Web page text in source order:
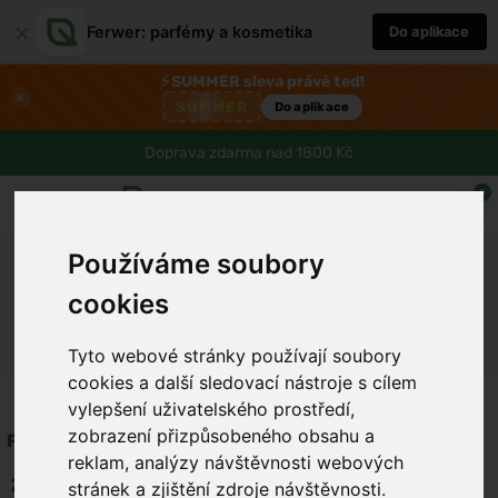
Používáme soubory
cookies
Tyto webové stránky používají soubory
cookies a další sledovací nástroje s cílem
vylepšení uživatelského prostředí,
zobrazení přizpůsobeného obsahu a
reklam, analýzy návštěvnosti webových
stránek a zjištění zdroje návštěvnosti.
Ferwer: parfémy a kosmetika Do aplikace
×
⚡SUMMER sleva právě teď!
Do aplikace
Doprava zdarma nad 1800 Kč
0
Domů Vše o nákupu Ochrana osobních údajů
Ochrana osobních údajů
Podmínky ochrany osobních údajů
Základní ustanovení